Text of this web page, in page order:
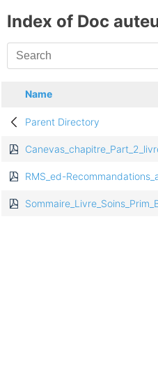
Index of Doc
Name
Parent Directory
RMS_ed-